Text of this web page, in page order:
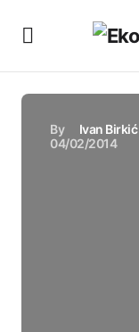
By
Ivan Birkić
04/02/2014